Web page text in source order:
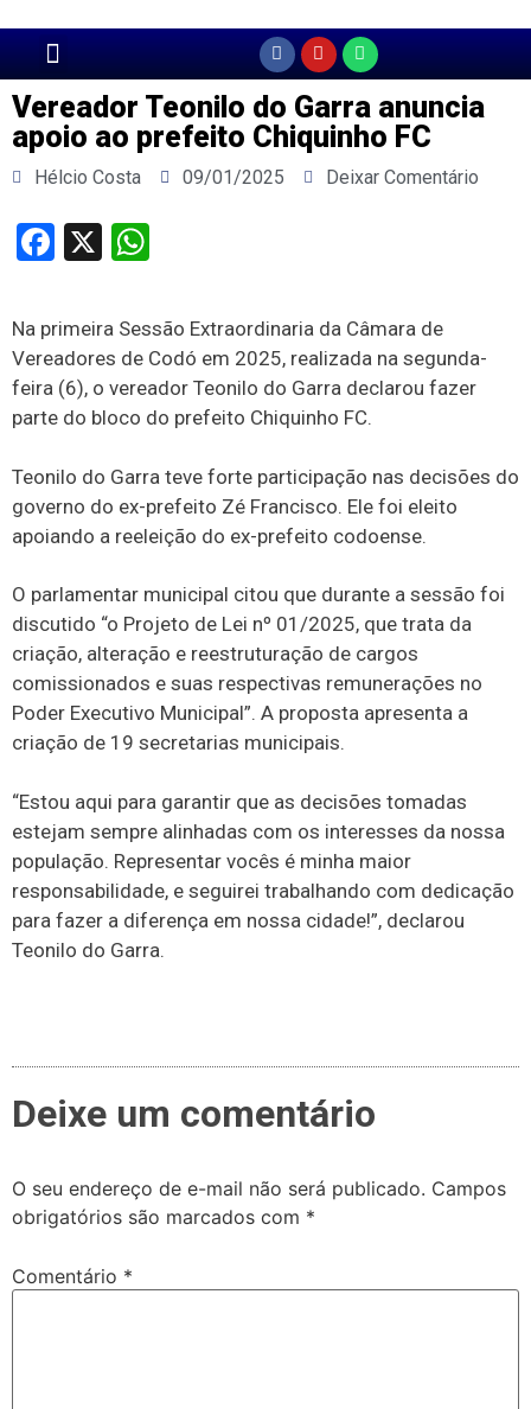
Vereador Teonilo do Garra anuncia
apoio ao prefeito Chiquinho FC
Hélcio Costa 09/01/2025 Deixar Comentário
Facebook
X
Na primeira Sessão Extraordinaria da Câmara de
Vereadores de Codó em 2025, realizada na segunda-
feira (6), o vereador Teonilo do Garra declarou fazer
parte do bloco do prefeito Chiquinho FC.
Teonilo do Garra teve forte participação nas decisões do
governo do ex-prefeito Zé Francisco. Ele foi eleito
apoiando a reeleição do ex-prefeito codoense.
O parlamentar municipal citou que durante a sessão foi
discutido “o Projeto de Lei nº 01/2025, que trata da
criação, alteração e reestruturação de cargos
comissionados e suas respectivas remunerações no
Poder Executivo Municipal”. A proposta apresenta a
criação de 19 secretarias municipais.
“Estou aqui para garantir que as decisões tomadas
estejam sempre alinhadas com os interesses da nossa
população. Representar vocês é minha maior
responsabilidade, e seguirei trabalhando com dedicação
para fazer a diferença em nossa cidade!”, declarou
Teonilo do Garra.
Deixe um comentário
O seu endereço de e-mail não será publicado. Campos
obrigatórios são marcados com *
Comentário *